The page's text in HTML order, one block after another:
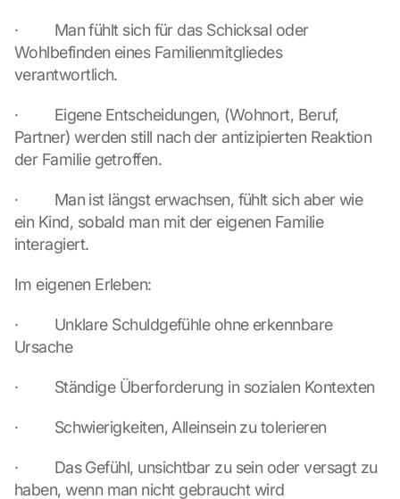
·         Man fühlt sich für das Schicksal oder
Wohlbefinden eines Familienmitgliedes
verantwortlich.
·         Eigene Entscheidungen, (Wohnort, Beruf,
Partner) werden still nach der antizipierten Reaktion
der Familie getroffen.
·         Man ist längst erwachsen, fühlt sich aber wie
ein Kind, sobald man mit der eigenen Familie
interagiert.
Im eigenen Erleben:
·         Unklare Schuldgefühle ohne erkennbare
Ursache
·         Ständige Überforderung in sozialen Kontexten
·         Schwierigkeiten, Alleinsein zu tolerieren
·         Das Gefühl, unsichtbar zu sein oder versagt zu
haben, wenn man nicht gebraucht wird